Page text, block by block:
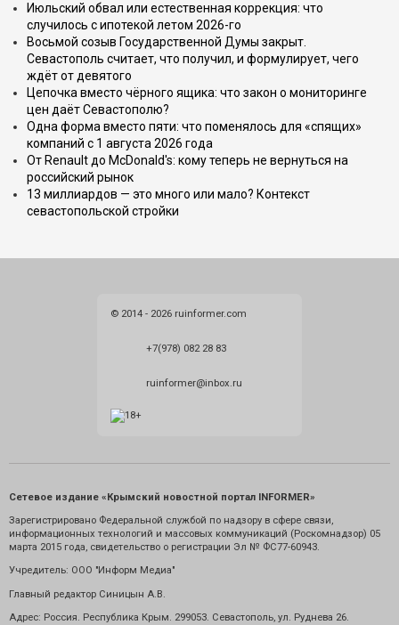
Июльский обвал или естественная коррекция: что
случилось с ипотекой летом 2026-го
Восьмой созыв Государственной Думы закрыт.
Севастополь считает, что получил, и формулирует, чего
ждёт от девятого
Цепочка вместо чёрного ящика: что закон о мониторинге
цен даёт Севастополю?
Одна форма вместо пяти: что поменялось для «спящих»
компаний с 1 августа 2026 года
От Renault до McDonald's: кому теперь не вернуться на
российский рынок
13 миллиардов — это много или мало? Контекст
севастопольской стройки
© 2014 - 2026 ruinformer.com
+7(978) 082 28 83
ruinformer@inbox.ru
Сетевое издание «Крымский новостной портал INFORMER»
Зарегистрировано Федеральной службой по надзору в сфере связи,
информационных технологий и массовых коммуникаций (Роскомнадзор) 05
марта 2015 года, свидетельство о регистрации Эл № ФС77-60943.
Учредитель: ООО "Информ Медиа"
Главный редактор Синицын А.В.
Адрес: Россия. Республика Крым. 299053. Севастополь, ул. Руднева 26.